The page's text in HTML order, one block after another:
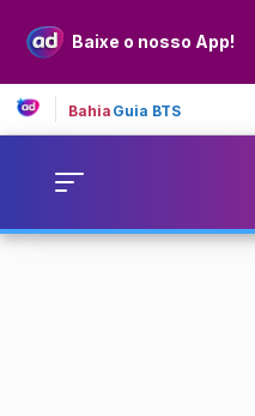
Baixe o nosso App!
Bahia Guia BTS